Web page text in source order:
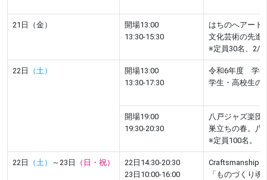
21日（金）
開場13:00
13:30-15:30
はちのへアート
文化芸術の先進
※定員30名、2/
22日 （土）
開場13:00
13:30-17:30
令和6年度 学生
学生・高校生の
開場19:00
19:30-20:30
八戸ジャズ楽団
巣立ちの春。八
※定員100名。
22日 （土） ～23日 （日・祝）
22日14:30-20:30
23日10:00-16:00
Craftsmanship
「ものづくり